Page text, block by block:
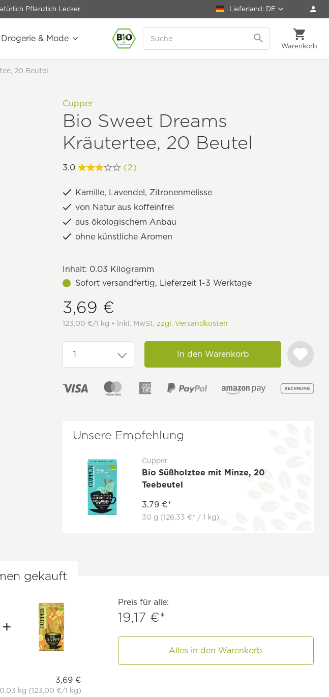
Pflanzlich Lecker Lieferland: DE
Warenkorb
Drogerie & Mode
20 Beutel
Cupper
Bio Sweet Dreams
Kräutertee, 20 Beutel
3.0 (2)
Kamille, Lavendel, Zitronenmelisse
von Natur aus koffeinfrei
aus ökologischem Anbau
ohne künstliche Aromen
Inhalt: 0.03 Kilogramm
Sofort versandfertig, Lieferzeit 1-3 Werktage
3,69 €
123,00 €/1 kg • inkl. MwSt. zzgl. Versandkosten
In den Warenkorb
Unsere Empfehlung
Cupper
Bio Süßholztee mit Minze, 20
Teebeutel
3,79 €*
30 g (126,33 €* / 1 kg)
gekauft
Preis für alle:
19,17 €*
Alles in den Warenkorb
3,69 €
0.03 kg (123,00 €/1 kg)